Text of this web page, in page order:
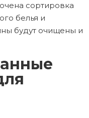
сортировка
белья и
будут очищены и